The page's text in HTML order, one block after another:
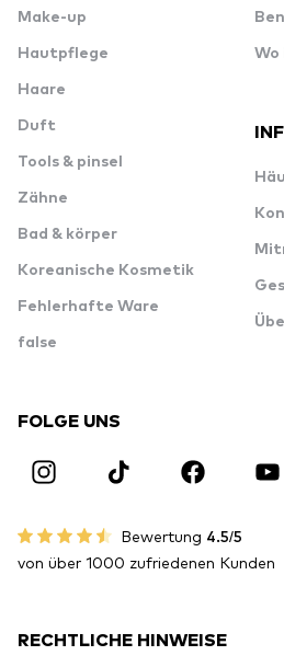
Make-up
Hautpflege
Haare
Duft
Tools & pinsel
Zähne
Bad & körper
Koreanische Kosmetik
Fehlerhafte Ware
false
Wo
FOLGE UNS
Bewertung 4.5/5
von über 1000 zufriedenen Kunden
RECHTLICHE HINWEISE